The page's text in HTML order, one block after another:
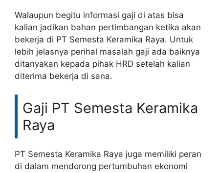
Walaupun begitu informasi gaji di atas bisa
kalian jadikan bahan pertimbangan ketika akan
bekerja di PT Semesta Keramika Raya. Untuk
lebih jelasnya perihal masalah gaji ada baiknya
ditanyakan kepada pihak HRD setelah kalian
diterima bekerja di sana.
Gaji PT Semesta Keramika
Raya
PT Semesta Keramika Raya juga memiliki peran
di dalam mendorong pertumbuhan ekonomi